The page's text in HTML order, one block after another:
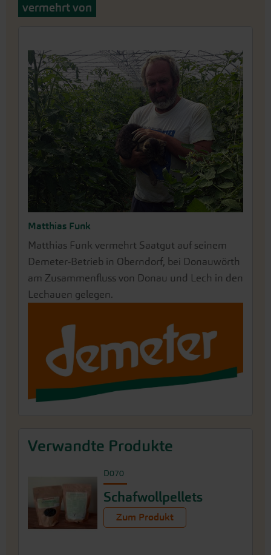
vermehrt von
Matthias Funk
Matthias Funk vermehrt Saatgut auf seinem
Demeter-Betrieb in Oberndorf, bei Donauwörth
am Zusammenfluss von Donau und Lech in den
Lechauen gelegen.
Verwandte Produkte
D070
Schafwollpellets
Zum Produkt